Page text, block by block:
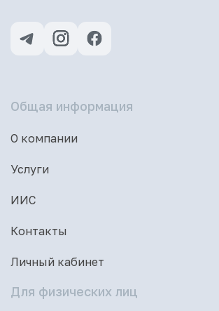
Общая информация
О компании
Услуги
ИИС
Контакты
Личный кабинет
Для физических лиц